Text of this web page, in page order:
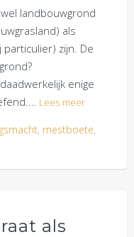
landbouwgrond
als
zijn. De
enige
Lees meer
, mestboete,
als